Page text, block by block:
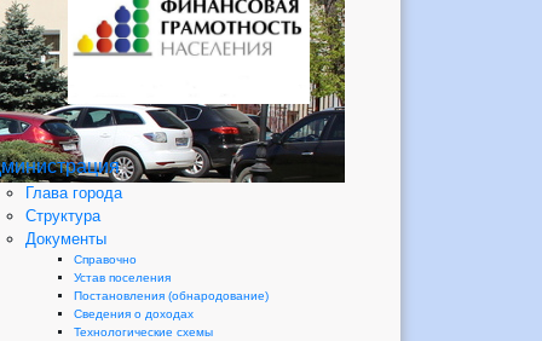
Глава города
Структура
Документы
Справочно
Устав поселения
Постановления (обнародование)
Сведения о доходах
Технологические схемы